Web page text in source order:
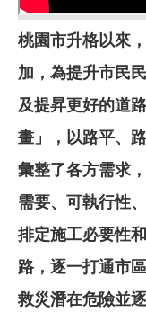
桃園市升格以來
加，為提升市民
及提昇更好的道
畫」，以路平、
彙整了各方需求
需要、可執行性
排定施工必要性
路，逐一打通市
救災潛在危險並